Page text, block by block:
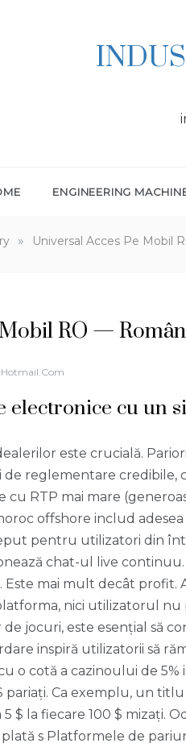
ENGINEERING
» Universal Acces Pe Mobil
RO —
electronice cu un
este crucială.
reglementare credibile,
RTP mai mare
offshore includ
pentru utilizatori din
chat-ul live
Este mai mult decât profit.
nici utilizatorul
jocuri, este esențial să
inspiră utilizatorii să
o cotă a cazinoului de
pariați. Ca exemplu, un
5 $ la fiecare 100 $ mizați.
s Platformele de